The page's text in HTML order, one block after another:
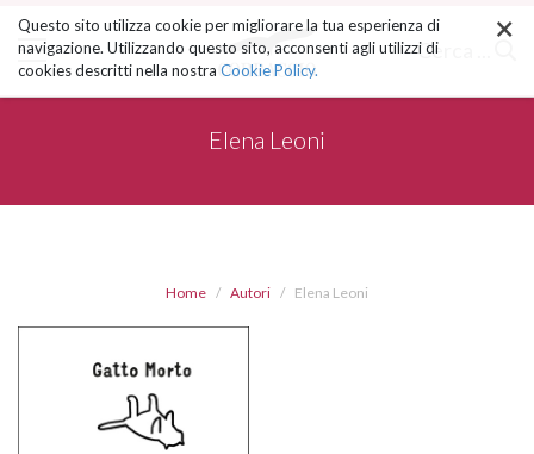
ai
contenuti.
|
Salta
Cerca ... ×
Questo sito utilizza cookie per migliorare la tua esperienza di
navigazione. Utilizzando questo sito, acconsenti agli utilizzi di
cookies descritti nella nostra Cookie Policy.
Elena Leoni
Home Autori Elena Leoni